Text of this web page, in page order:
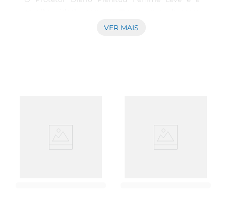
conforto e proteção em sua rotina diária. Com
confeccionada com materiais de alta qualidade
VER MAIS